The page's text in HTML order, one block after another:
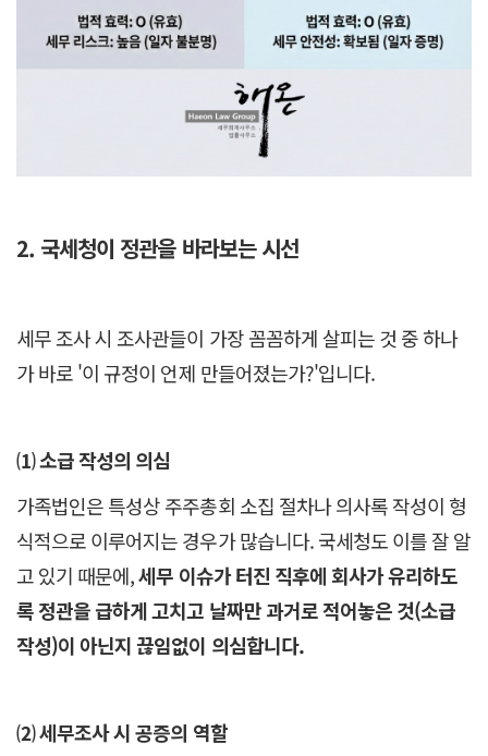
2. 국세청이 정관을 바라보는 시선
세무 조사 시 조사관들이 가장 꼼꼼하게 살피는 것 중 하나
가 바로 '이 규정이 언제 만들어졌는가?'입니다.
⑴ 소급 작성의 의심
가족법인은 특성상 주주총회 소집 절차나 의사록 작성이 형
식적으로 이루어지는 경우가 많습니다. 국세청도 이를 잘 알
고 있기 때문에,세무 이슈가 터진 직후에 회사가 유리하도
록 정관을 급하게 고치고 날짜만 과거로 적어놓은 것(소급
작성)이 아닌지 끊임없이 의심합니다.
⑵ 세무조사 시 공증의 역할